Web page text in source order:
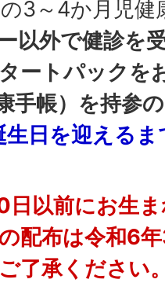
3～4か月児健
以外で健診を
ートパックを
手帳）を持参
生日を迎えるま
以前にお生
配布は令和6
了承ください